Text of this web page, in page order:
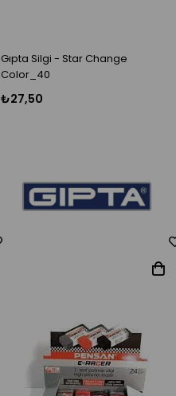
Gıpta Silgi - Star Change
Color_40
₺27,50